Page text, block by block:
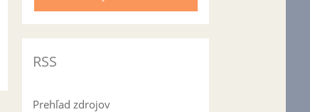
RSS
Prehľad zdrojov